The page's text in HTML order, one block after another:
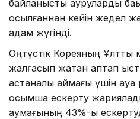
байланысты ауруларды
қосылғаннан кейін жедел
адам жүгінді.
Оңтүстік Кореяның Ұлттық
жалғасып жатқан аптап
астаналық аймағы үшін
қосымша ескерту
аумағының 43%-ы